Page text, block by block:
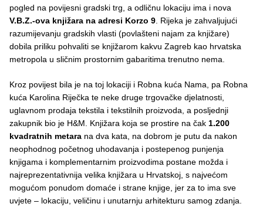
pogled na povijesni gradski trg, a odličnu lokaciju ima i nova
V.B.Z.-ova knjižara na adresi Korzo 9 . Rijeka je zahvaljujući
razumijevanju gradskih vlasti (povlašteni najam za knjižare)
dobila priliku pohvaliti se knjižarom kakvu Zagreb kao hrvatska
metropola u sličnim prostornim gabaritima trenutno nema.
Kroz povijest bila je na toj lokaciji i Robna kuća Nama, pa Robna
kuća Karolina Riječka te neke druge trgovačke djelatnosti,
uglavnom prodaja tekstila i tekstilnih proizvoda, a posljednji
zakupnik bio je H&M. Knjižara koja se prostire na čak 1.200
kvadratnih metara na dva kata, na dobrom je putu da nakon
neophodnog početnog uhodavanja i postepenog punjenja
knjigama i komplementarnim proizvodima postane možda i
najreprezentativnija velika knjižara u Hrvatskoj, s najvećom
mogućom ponudom domaće i strane knjige, jer za to ima sve
uvjete – lokaciju, veličinu i unutarnju arhitekturu samog zdanja.